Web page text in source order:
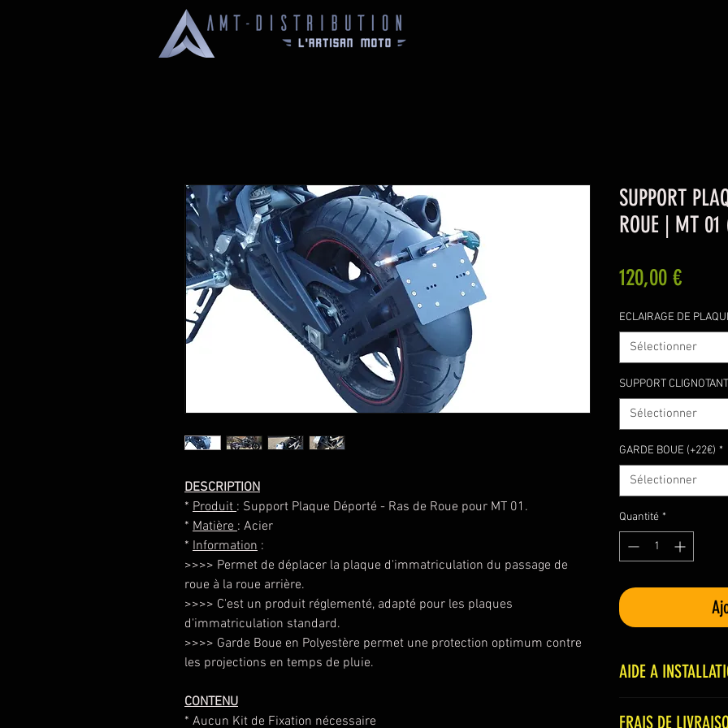
DESCRIPTION
* Produit : Support Plaque Déporté - Ras de Roue pour MT 01.
* Matière : Acier
* Information :
>>>> Permet de déplacer la plaque d'immatriculation du passage de
roue à la roue arrière.
>>>> C'est un produit réglementé, adapté pour les plaques
d'immatriculation standard.
>>>> Garde Boue en Polyestère permet une protection optimum contre
les projections en temps de pluie.
CONTENU
* Aucun Kit de Fixation nécessaire
SUPPORT
ROUE | MT
120,00 €Prix
ECLAIRAGE DE
Sélectionner
SUPPORT
Sélectionner
GARDE BOUE (+22€) *
Sélectionner
Quantité *
AIDE A
FRAIS DE